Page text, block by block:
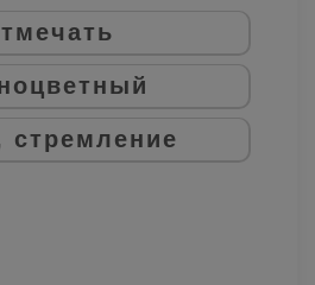
стремление